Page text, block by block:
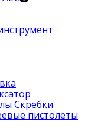
Скребки
пистолеты